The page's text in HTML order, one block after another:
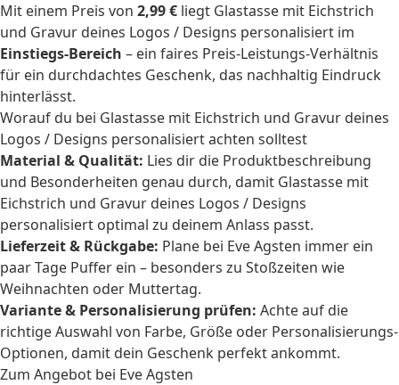
Mit einem Preis von 2,99 € liegt Glastasse mit Eichstrich
und Gravur deines Logos / Designs personalisiert im
Einstiegs-Bereich – ein faires Preis-Leistungs-Verhältnis
für ein durchdachtes Geschenk, das nachhaltig Eindruck
hinterlässt.
Worauf du bei Glastasse mit Eichstrich und Gravur deines
Logos / Designs personalisiert achten solltest
Material & Qualität: Lies dir die Produktbeschreibung
und Besonderheiten genau durch, damit Glastasse mit
Eichstrich und Gravur deines Logos / Designs
personalisiert optimal zu deinem Anlass passt.
Lieferzeit & Rückgabe: Plane bei Eve Agsten immer ein
paar Tage Puffer ein – besonders zu Stoßzeiten wie
Weihnachten oder Muttertag.
Variante & Personalisierung prüfen: Achte auf die
richtige Auswahl von Farbe, Größe oder Personalisierungs-
Optionen, damit dein Geschenk perfekt ankommt.
Zum Angebot bei Eve Agsten